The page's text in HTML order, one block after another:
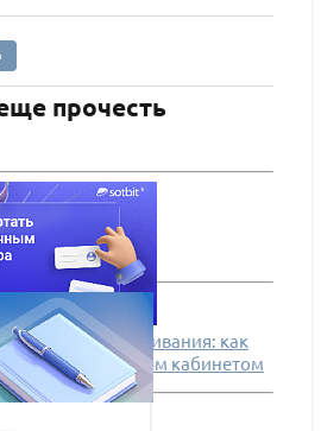
прочесть
до самообслуживания: как
портал с личным кабинетом